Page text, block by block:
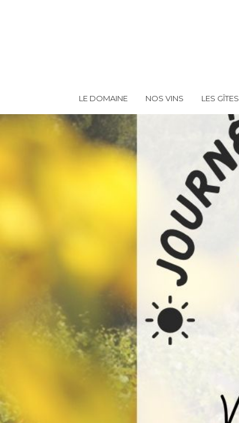
Hit enter to search or ESC to close
LE DOMAINE NOS VINS LES GÎTES